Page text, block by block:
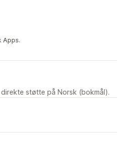
Apps.
støtte på Norsk (bokmål).